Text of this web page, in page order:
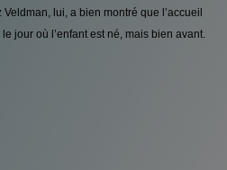
Veldman, lui, a bien montré que l’accueil
jour où l’enfant est né, mais bien avant.